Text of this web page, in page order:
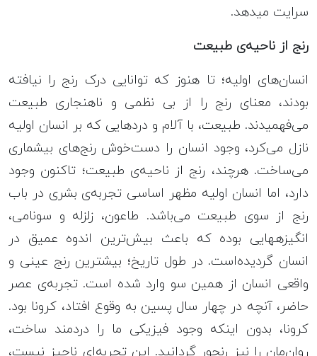
سرایت می‎دهد.
رنج از ناحیه‌ی طبیعت
انسان‌های اولیه؛ تا هنوز که توانایی درک رنج را نیافته
بودند، معنای رنج را از بی نظمی و ناهنجاری طبیعت
می‌فهمیدند. طبیعت، با آلام و دردهایی که بر انسان اولیه
نازل می‌کرد، وجود انسان را دست‌خوش رنج‌های بیشماری
می‌ساخت. هرچند، رنج از ناحیه‌ی طبیعت؛ تاکنون وجود
دارد، اما انسان اولیه مظهر اساسی تجربه‌ی بشری در باب
رنج از سوی طبیعت می‌باشد. طاعون، زلزله و سونامی،
انگیزه‎هایی بوده که باعث بیش‌ترین اندوه عمیق در
انسان گردیده‌است. در طول تاریخ؛ بیشترین رنج عینی و
واقعی انسان از همین سو وارد شده است. تجربه‌ی عصر
حاضر، آنچه در چهار سال پسین به وقوع افتاد، کرونا بود.
کرونا، بدون اینکه وجود فیزیکی ما را دردمند ساخت،
روان‌مان را نیز رنجور گردانید. این تجربه‌‌ای ناچیز نیست،